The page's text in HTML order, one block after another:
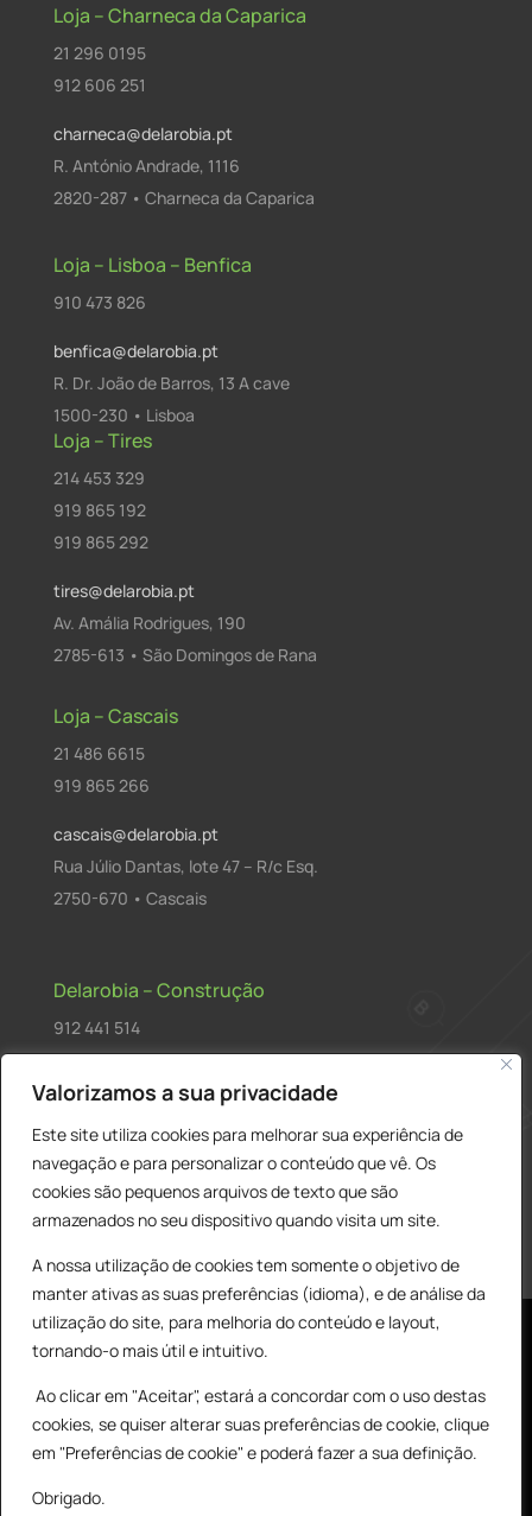
Valorizamos a sua privacidade
Este site utiliza cookies para melhorar sua experiência de
navegação e para personalizar o conteúdo que vê. Os
cookies são pequenos arquivos de texto que são
armazenados no seu dispositivo quando visita um site.
A nossa utilização de cookies tem somente o objetivo de
manter ativas as suas preferências (idioma), e de análise da
utilização do site, para melhoria do conteúdo e layout,
tornando-o mais útil e intuitivo.
Ao clicar em "Aceitar", estará a concordar com o uso destas
cookies, se quiser alterar suas preferências de cookie, clique
em "Preferências de cookie" e poderá fazer a sua definição.
Obrigado.
Loja – Charneca da Caparica
21 296 0195
912 606 251
charneca@delarobia.pt
R. António Andrade, 1116
2820-287 • Charneca da Caparica
Loja – Lisboa – Benfica
910 473 826
benfica@delarobia.pt
R. Dr. João de Barros, 13 A cave
1500-230 • Lisboa
Loja – Tires
214 453 329
919 865 192
919 865 292
tires@delarobia.pt
Av. Amália Rodrigues, 190
2785-613 • São Domingos de Rana
Loja – Cascais
21 486 6615
919 865 266
cascais@delarobia.pt
Rua Júlio Dantas, lote 47 – R/c Esq.
2750-670 • Cascais
Delarobia – Construção
912 441 514
R. António Andrade, 1171
2820-287 • Charneca de Caparica
Products
search PESQUISAR
© All Copyright 2025 by Delarobia.pt 0